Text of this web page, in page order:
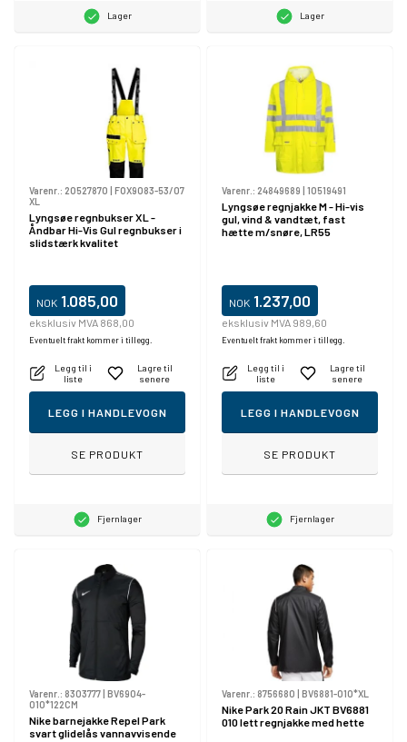
Lager Lager
Varenr.: 20527870 | FOX9083-53/07
XL
Lyngsøe regnbukser XL -
Åndbar Hi-Vis Gul regnbukser i
slidstærk kvalitet
NOK 1.085,00
eksklusiv MVA 868,00
Eventuelt frakt kommer i tillegg.
Legg til i
liste
Lagre til
senere
LEGG I HANDLEVOGN
SE PRODUKT
Fjernlager
Varenr.: 24849689 | 10519491
Lyngsøe regnjakke M - Hi-vis
gul, vind & vandtæt, fast
hætte m/snøre, LR55
NOK 1.237,00
eksklusiv MVA 989,60
Eventuelt frakt kommer i tillegg.
Legg til i
liste
Lagre til
senere
LEGG I HANDLEVOGN
SE PRODUKT
Fjernlager
Varenr.: 8303777 BV6904-
010*122CM
Nike barnejakke Repel Park
svart glidelås vannavvisende
Varenr.: 8756680 BV6881-010*XL
Nike Park 20 Rain JKT BV6881
010 lett regnjakke med hette